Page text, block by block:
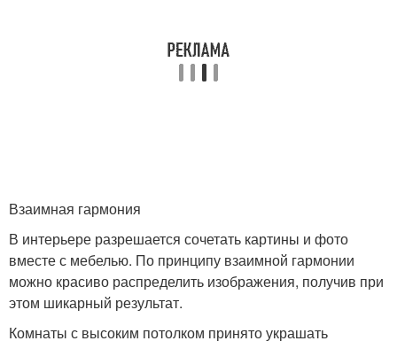
Взаимная гармония
В интерьере разрешается сочетать картины и фото
вместе с мебелью. По принципу взаимной гармонии
можно красиво распределить изображения, получив при
этом шикарный результат.
Комнаты с высоким потолком принято украшать